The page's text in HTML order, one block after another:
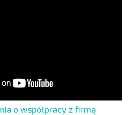
o współpracy z firmą